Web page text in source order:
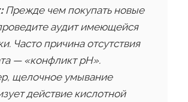
Прежде чем покупать новые
аудит имеющейся
Часто причина отсутствия
— «конфликт pH».
щелочное умывание
действие кислотной